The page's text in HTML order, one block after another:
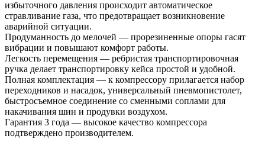
избыточного давления происходит автоматическое
стравливание газа, что предотвращает возникновение
аварийной ситуации.
Продуманность до мелочей — прорезиненные опоры гасят
вибрации и повышают комфорт работы.
Легкость перемещения — ребристая транспортировочная
ручка делает транспортировку кейса простой и удобной.
Полная комплектация — к компрессору прилагается набор
переходников и насадок, универсальный пневмопистолет,
быстросъемное соединение со сменными соплами для
накачивания шин и продувки воздухом.
Гарантия 3 года — высокое качество компрессора
подтверждено производителем.